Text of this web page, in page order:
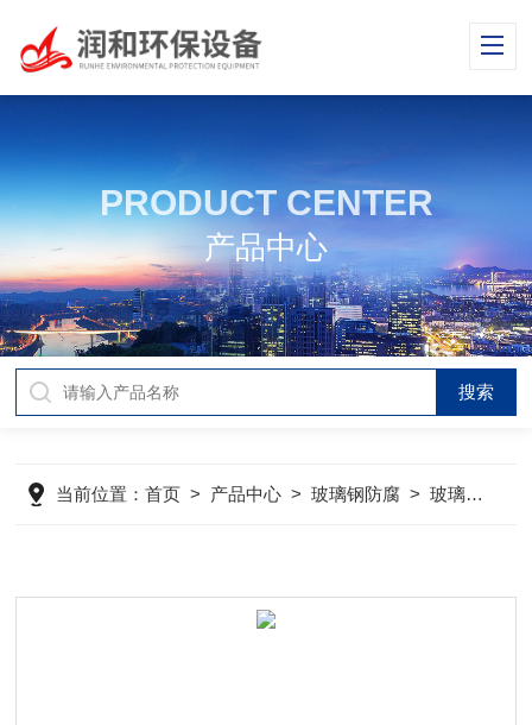
PRODUCT CENTER
产品中心
当前位置：首页 > 产品中心 >玻璃钢防腐 >玻璃鳞片防腐